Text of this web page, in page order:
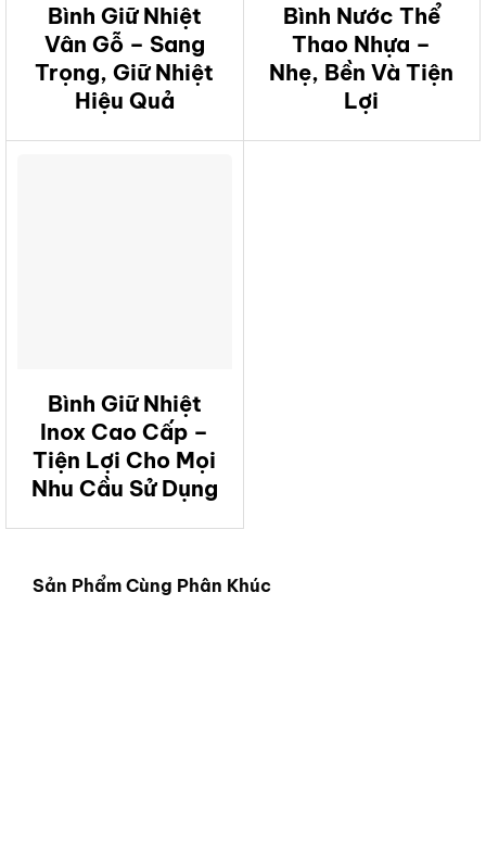
Bình Giữ Nhiệt
Vân Gỗ – Sang
Trọng, Giữ Nhiệt
Hiệu Quả
Bình Nước Thể
Thao Nhựa –
Nhẹ, Bền Và Tiện
Lợi
Bình Giữ Nhiệt
Inox Cao Cấp –
Tiện Lợi Cho Mọi
Nhu Cầu Sử Dụng
Sản Phẩm Cùng Phân Khúc